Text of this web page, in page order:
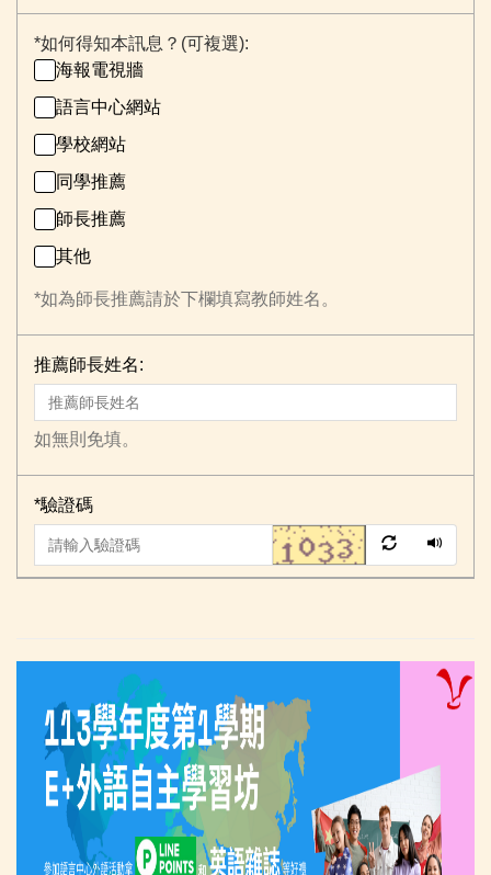
*如何得知本訊息？(可複選):
海報電視牆
語言中心網站
學校網站
同學推薦
師長推薦
其他
*如為師長推薦請於下欄填寫教師姓名。
推薦師長姓名:
如無則免填。
*驗證碼